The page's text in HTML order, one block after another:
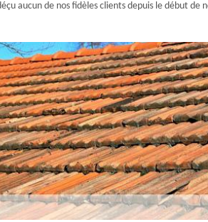
aucun de nos fidèles clients depuis le début de